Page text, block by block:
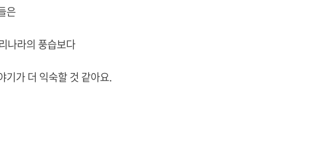
은
나라의 풍습보다
기가 더 익숙할 것 같아요.